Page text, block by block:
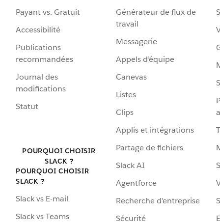
Payant vs. Gratuit
Accessibilité
Publications
recommandées
Journal des
modifications
Statut
POURQUOI CHOISIR
SLACK ?
POURQUOI CHOISIR
SLACK ?
Slack vs E-mail
Slack vs Teams
Générateur de flux de
travail
Messagerie
Appels d’équipe
Canevas
Listes
Clips
Applis et intégrations
Partage de fichiers
Slack AI
Agentforce
Recherche d’entreprise
Sécurité